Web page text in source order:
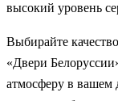
высокий уровень
Выбирайте
«Двери
атмосферу в вашем